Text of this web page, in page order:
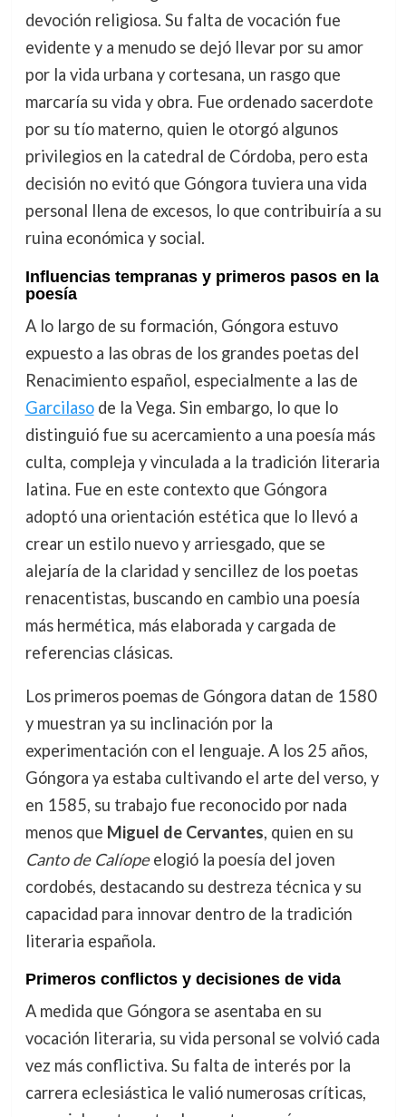
devoción religiosa. Su falta de vocación fue
evidente y a menudo se dejó llevar por su amor
por la vida urbana y cortesana, un rasgo que
marcaría su vida y obra. Fue ordenado sacerdote
por su tío materno, quien le otorgó algunos
privilegios en la catedral de Córdoba, pero esta
decisión no evitó que Góngora tuviera una vida
personal llena de excesos, lo que contribuiría a su
ruina económica y social.
Influencias tempranas y primeros pasos en la
poesía
A lo largo de su formación, Góngora estuvo
expuesto a las obras de los grandes poetas del
Renacimiento español, especialmente a las de
Garcilasode la Vega. Sin embargo, lo que lo
distinguió fue su acercamiento a una poesía más
culta, compleja y vinculada a la tradición literaria
latina. Fue en este contexto que Góngora
adoptó una orientación estética que lo llevó a
crear un estilo nuevo y arriesgado, que se
alejaría de la claridad y sencillez de los poetas
renacentistas, buscando en cambio una poesía
más hermética, más elaborada y cargada de
referencias clásicas.
Los primeros poemas de Góngora datan de 1580
y muestran ya su inclinación por la
experimentación con el lenguaje. A los 25 años,
Góngora ya estaba cultivando el arte del verso, y
en 1585, su trabajo fue reconocido por nada
menos que Miguel de Cervantes, quien en su
Canto de Calíopeelogió la poesía del joven
cordobés, destacando su destreza técnica y su
capacidad para innovar dentro de la tradición
literaria española.
Primeros conflictos y decisiones de vida
A medida que Góngora se asentaba en su
vocación literaria, su vida personal se volvió cada
vez más conflictiva. Su falta de interés por la
carrera eclesiástica le valió numerosas críticas,